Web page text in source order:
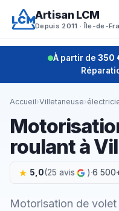
contenu
Artisan LCM
Depuis 2011 · Île-de-
À partir de 350
Accueil›Villetaneuse›
roulant à
5,0(25 avis )·6
Motorisation de